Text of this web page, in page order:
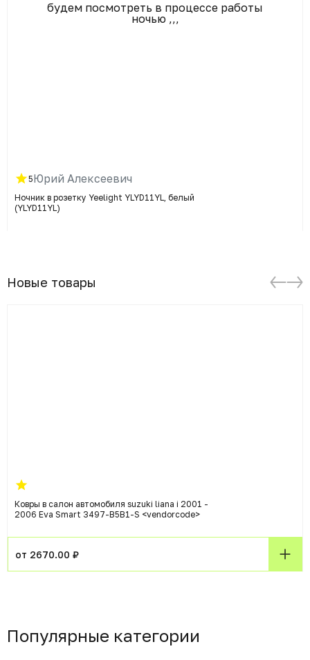
будем посмотреть в процессе работы
ночью ,,,
5Юрий Алексеевич
Ночник в розетку Yeelight YLYD11YL, белый
(YLYD11YL)
Новые товары
Ковры в салон автомобиля suzuki liana i 2001 -
2006 Eva Smart 3497-B5B1-S <vendorcode>
от 2670.00 ₽
Популярные категории